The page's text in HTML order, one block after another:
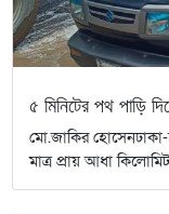
৫ মিনিটের পথ পাড়ি
মো.জাকির
মাত্র প্রায় আধা